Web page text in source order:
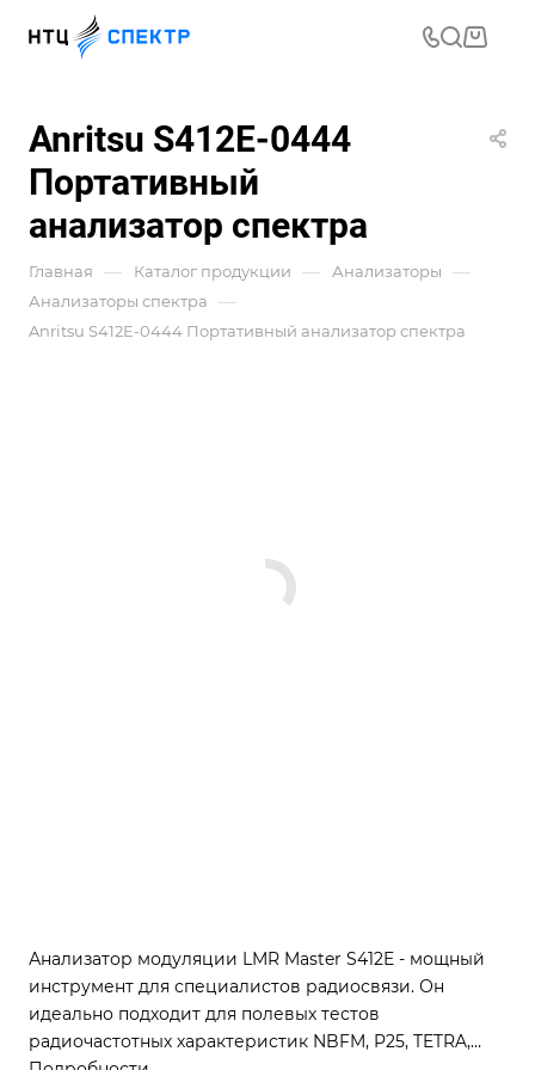
Anritsu S412E-0444
Портативный
анализатор спектра
Главная — Каталог продукции — Анализаторы —
Анализаторы спектра —
Anritsu S412E-0444 Портативный анализатор спектра
Анализатор модуляции LMR Master S412E - мощный
инструмент для специалистов радиосвязи. Он
идеально подходит для полевых тестов
радиочастотных характеристик NBFM, P25, TETRA,